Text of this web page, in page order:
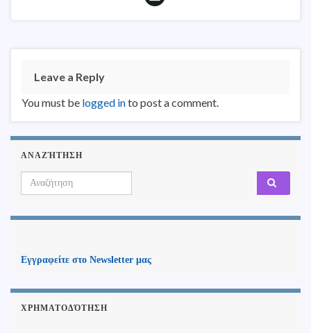
Leave a Reply
You must be logged into post a comment.
ΑΝΑΖΉΤΗΣΗ
Search for:
Εγγραφείτε στο Newsletter μας
ΧΡΗΜΑΤΟΔΌΤΗΣΗ